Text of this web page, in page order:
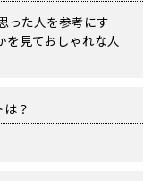
った人を参考にす
を見ておしゃれな人
？